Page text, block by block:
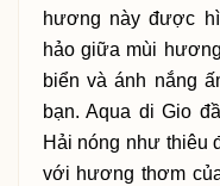
hương này được
hảo giữa mùi
biển và ánh nắng
bạn. Aqua di Gio
Hải nóng như thiêu
với hương thơm